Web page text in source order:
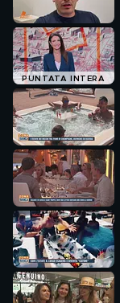
PUNTATA INTERA